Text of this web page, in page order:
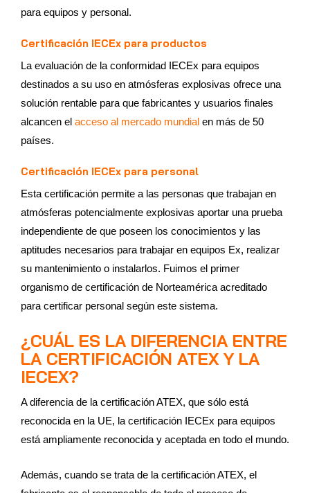
para equipos y personal.
Certificación IECEx para productos
La evaluación de la conformidad IECEx para equipos
destinados a su uso en atmósferas explosivas ofrece una
solución rentable para que fabricantes y usuarios finales
alcancen el acceso al mercado mundial en más de 50
países.
Certificación IECEx para personal
Esta certificación permite a las personas que trabajan en
atmósferas potencialmente explosivas aportar una prueba
independiente de que poseen los conocimientos y las
aptitudes necesarios para trabajar en equipos Ex, realizar
su mantenimiento o instalarlos. Fuimos el primer
organismo de certificación de Norteamérica acreditado
para certificar personal según este sistema.
¿CUÁL ES LA DIFERENCIA ENTRE
LA CERTIFICACIÓN ATEX Y LA
IECEX?
A diferencia de la certificación ATEX, que sólo está
reconocida en la UE, la certificación IECEx para equipos
está ampliamente reconocida y aceptada en todo el mundo.
Además, cuando se trata de la certificación ATEX, el